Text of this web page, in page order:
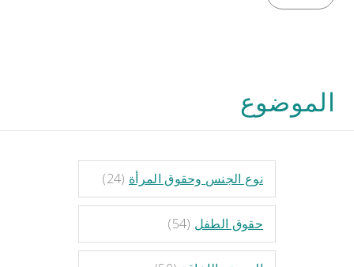
الموضوع
نوع الجنس وحقوق المرأة (24)
حقوق الطفل (54)